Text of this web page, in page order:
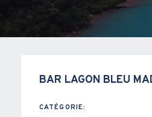
BAR LAGON BLEU
CATÉGORIE: